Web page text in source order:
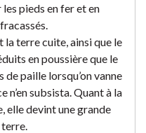
pieds en fer et en
la terre cuite, ainsi que le
en poussière que le
paille lorsqu’on vanne
n’en subsista. Quant à la
elle devint une grande